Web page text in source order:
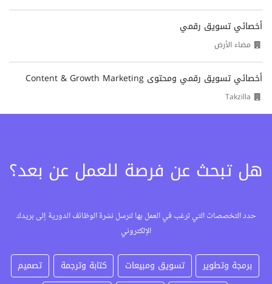
أخصائي تسويق رقمي
مضاء الأرض
أخصائي تسويق رقمي ومحتوى Content & Growth Marketing
Takzilla
هل تبحث عن فرصة للعمل عن بعد؟
حدد التخصصات التي ترغب في العمل بها لنرسل نشرة الوظائف الدورية إلى بريدك
الإلكتروني
برمجة وتطوير تسويق ومبيعات كتابة وترجمة
تصميم